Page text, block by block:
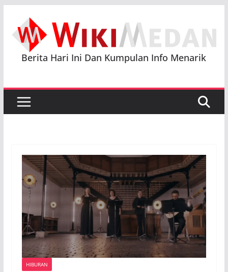
content
Berita Hari Ini Dan Kumpulan Info Menarik
HIBURAN